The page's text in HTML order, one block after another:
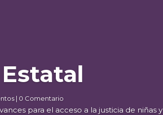
| 0 Comentario
para el acceso a la justicia de niñas y